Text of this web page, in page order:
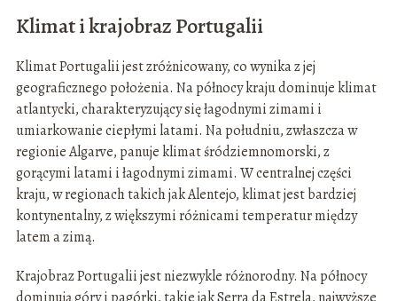
Klimat i krajobraz Portugalii
Klimat Portugalii jest zróżnicowany, co wynika z jej
geograficznego położenia. Na północy kraju dominuje klimat
atlantycki, charakteryzujący się łagodnymi zimami i
umiarkowanie ciepłymi latami. Na południu, zwłaszcza w
regionie Algarve, panuje klimat śródziemnomorski, z
gorącymi latami i łagodnymi zimami. W centralnej części
kraju, w regionach takich jak Alentejo, klimat jest bardziej
kontynentalny, z większymi różnicami temperatur między
latem a zimą.
Krajobraz Portugalii jest niezwykle różnorodny. Na północy